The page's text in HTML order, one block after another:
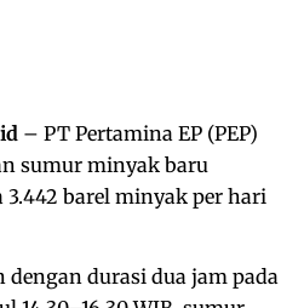
– PT Pertamina EP (PEP)
sumur minyak baru
barel minyak per hari
dengan durasi dua jam pada